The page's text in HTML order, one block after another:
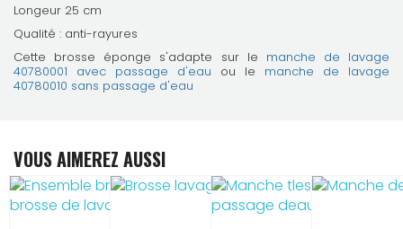
Longeur 25 cm
Qualité : anti-rayures
Cette brosse éponge s'adapte sur le manche de lavage
40780001 avec passage d'eau ou le manche de lavage
40780010 sans passage d'eau
VOUS AIMEREZ AUSSI